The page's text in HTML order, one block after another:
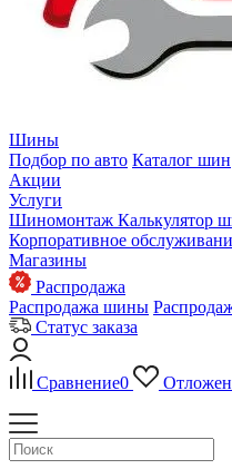
Шины
Подбор по авто Каталог шин
Акции
Услуги
Шиномонтаж Калькулятор
Корпоративное
Магазины
Распродажа
Распродажа шины
Статус заказа
Сравнение0